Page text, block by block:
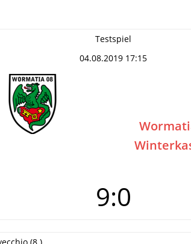
Testspiel
04.08.2019 17:15
9:0